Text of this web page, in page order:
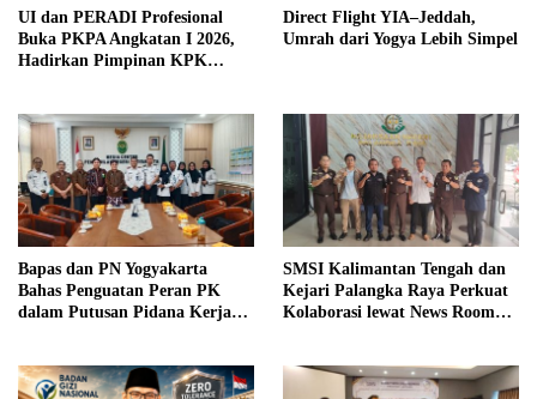
UI dan PERADI Profesional
Buka PKPA Angkatan I 2026,
Hadirkan Pimpinan KPK
Direct Flight YIA–Jeddah,
Umrah dari Yogya Lebih Simpel
Bapas dan PN Yogyakarta
Bahas Penguatan Peran PK
dalam Putusan Pidana Kerja
SMSI Kalimantan Tengah dan
Kejari Palangka Raya Perkuat
Kolaborasi lewat News Room